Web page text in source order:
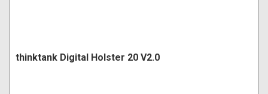
thinktank Digital Holster 20 V2.0